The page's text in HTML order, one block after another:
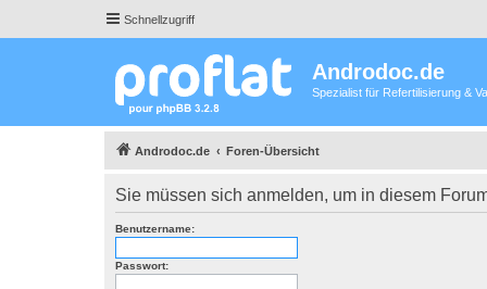
Schnellzugriff
Androdoc.de
Spezialist für Refertilisierung &
Androdoc.de Foren-Übersicht
Sie müssen sich anmelden, um in diesem
Benutzername:
Passwort: